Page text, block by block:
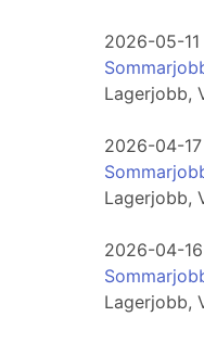
2026-05-
Lagerjobb,
2026-04-
Lagerjobb,
2026-04-
Lagerjobb,